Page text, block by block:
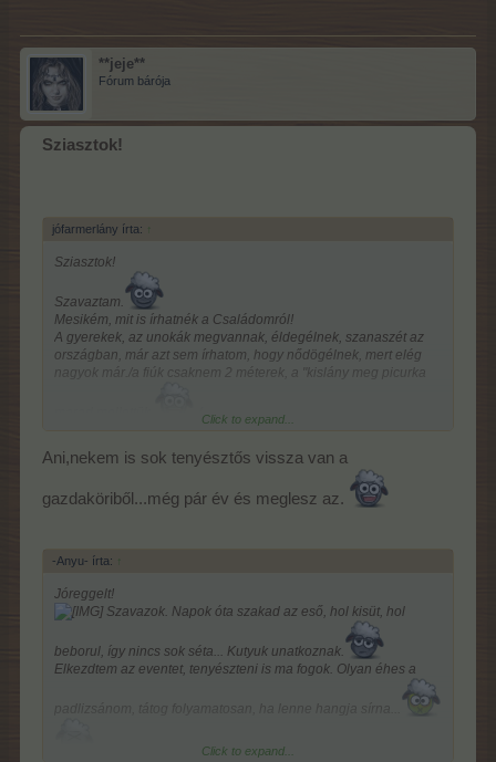
**jeje**
Fórum bárója
Sziasztok!
jófarmerlány írta: ↑
Sziasztok!
Szavaztam.
Mesikém, mit is írhatnék a Családomról!
A gyerekek, az unokák megvannak, éldegélnek, szanaszét az
országban, már azt sem írhatom, hogy nődögélnek, mert elég
nagyok már./a fiúk csaknem 2 méterek, a "kislány meg picurka
A párommal meg csendesen éldegélünk, mint két öregecske
"nyugger".
Ügyesek vagytok, hogy készen van a tenyésztős event nálatok,
A Teliholdas event is haladgat, 30 etetésen vagyok túl, se
Piccolo, se Mamutfa nem jött még, csak"apróságok", majd
jönnek ezután, remélem.
Click to expand...
Ani,nekem is sok tenyésztős vissza van a
gazdaköriből...még pár év és meglesz az.
-Anyu- írta: ↑
Jóreggelt!
Szavazok. Napok óta szakad az eső, hol kisüt, hol
beborul, így nincs sok séta... Kutyuk unatkoznak.
Elkezdtem az eventet, tenyészteni is ma fogok. Olyan éhes a
Click to expand...